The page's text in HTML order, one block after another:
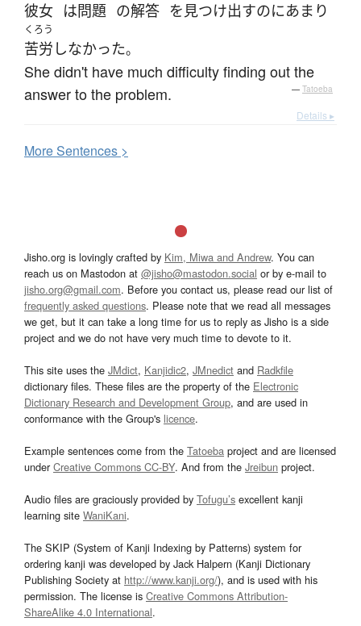
彼女 は問題 の解答 を見つけ出すのにあまり
くろう
苦労 しなかった。
She didn't have much difficulty finding out the
answer to the problem.
— Tatoeba
Details ▸
MoreSentences >
Jisho.org is lovingly crafted by Kim, Miwa and Andrew. You can
reach us on Mastodon at @jisho@mastodon.social or by e-mail to
jisho.org@gmail.com. Before you contact us, please read our list of
frequently asked questions. Please note that we read all messages
we get, but it can take a long time for us to reply as Jisho is a side
project and we do not have very much time to devote to it.
This site uses the JMdict, Kanjidic2, JMnedict and Radkfile
dictionary files. These files are the property of the Electronic
Dictionary Research and Development Group, and are used in
conformance with the Group's licence.
Example sentences come from the Tatoeba project and are licensed
underCreative Commons CC-BY. And from the Jreibun project.
Audio files are graciously provided by Tofugu’s excellent kanji
learning site WaniKani.
The SKIP (System of Kanji Indexing by Patterns) system for
ordering kanji was developed by Jack Halpern (Kanji Dictionary
Publishing Society at http://www.kanji.org/), and is used with his
permission. The license is Creative Commons Attribution-
ShareAlike 4.0 International.